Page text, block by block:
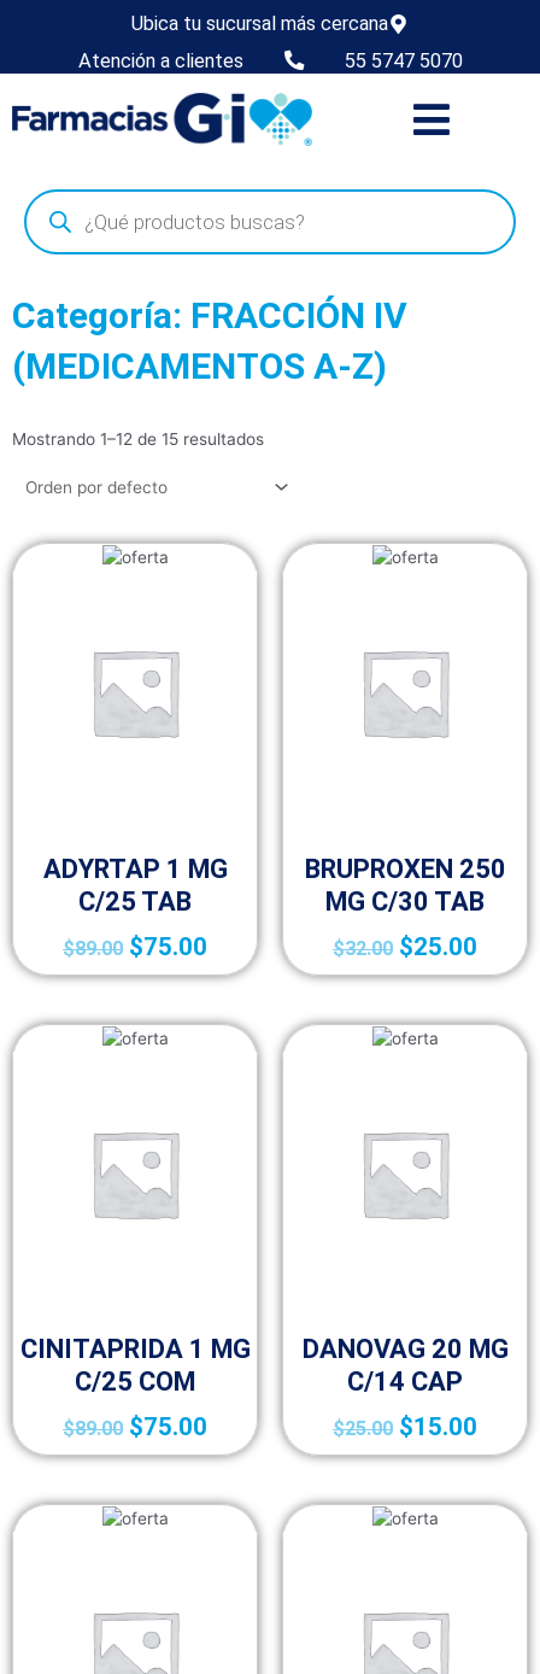
Ubica tu sucursal más cercana
Atención a clientes
55 5747 5070
Categoría: FRACCIÓN IV
(MEDICAMENTOS A-Z)
Mostrando 1–12 de 15 resultados
ADYRTAP 1 MG
C/25 TAB
$89.00 $75.00
BRUPROXEN 250
MG C/30 TAB
$32.00 $25.00
CINITAPRIDA 1 MG
C/25 COM
$89.00 $75.00
DANOVAG 20 MG
C/14 CAP
$25.00 $15.00